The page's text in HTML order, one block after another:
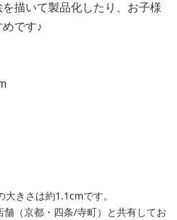
描いて製品化したり、お子様
です♪
きさは約1.1cmです。
（京都・四条/寺町）と共有してお